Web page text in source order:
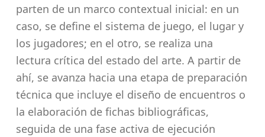
parten de un marco contextual inicial: en un
caso, se define el sistema de juego, el lugar y
los jugadores; en el otro, se realiza una
lectura crítica del estado del arte. A partir de
ahí, se avanza hacia una etapa de preparación
técnica que incluye el diseño de encuentros o
la elaboración de fichas bibliográficas,
seguida de una fase activa de ejecución